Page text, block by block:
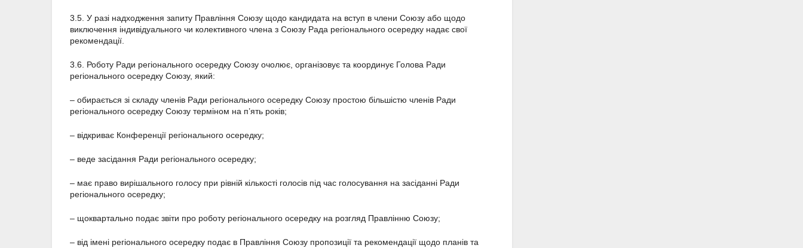
3.5. У разі надходження запиту Правління Союзу щодо кандидата на вступ в члени Союзу або щодо
виключення індивідуального чи колективного члена з Союзу Рада регіонального осередку надає свої
рекомендації.
3.6. Роботу Ради регіонального осередку Союзу очолює, організовує та координує Голова Ради
регіонального осередку Союзу, який:
– обирається зі складу членів Ради регіонального осередку Союзу простою більшістю членів Ради
регіонального осередку Союзу терміном на п’ять років;
– відкриває Конференції регіонального осередку;
– веде засідання Ради регіонального осередку;
– має право вирішального голосу при рівній кількості голосів під час голосування на засіданні Ради
регіонального осередку;
– щоквартально подає звіти про роботу регіонального осередку на розгляд Правлінню Союзу;
– від імені регіонального осередку подає в Правління Союзу пропозиції та рекомендації щодо планів та